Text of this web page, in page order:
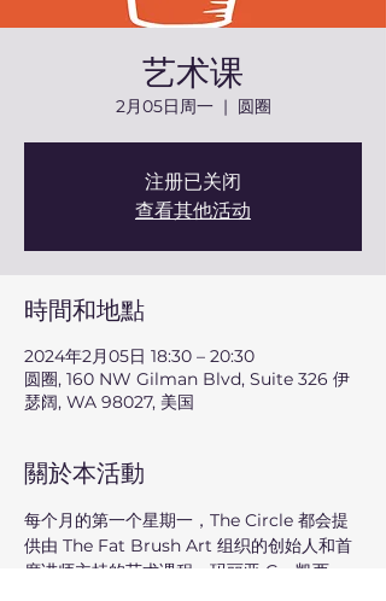
艺术课
2月05日周一
  |
圆圈
注册已关闭
查看其他活动
時間和地點
2024年2月05日 18:30 – 20:30
圆圈, 160 NW Gilman Blvd, Suite 326 伊
瑟阔, WA 98027, 美国
關於本活動
每个月的第一个星期一，The Circle 都会提
供由 The Fat Brush Art 组织的创始人和首
席讲师主持的艺术课程。玛丽亚·G，凯西。